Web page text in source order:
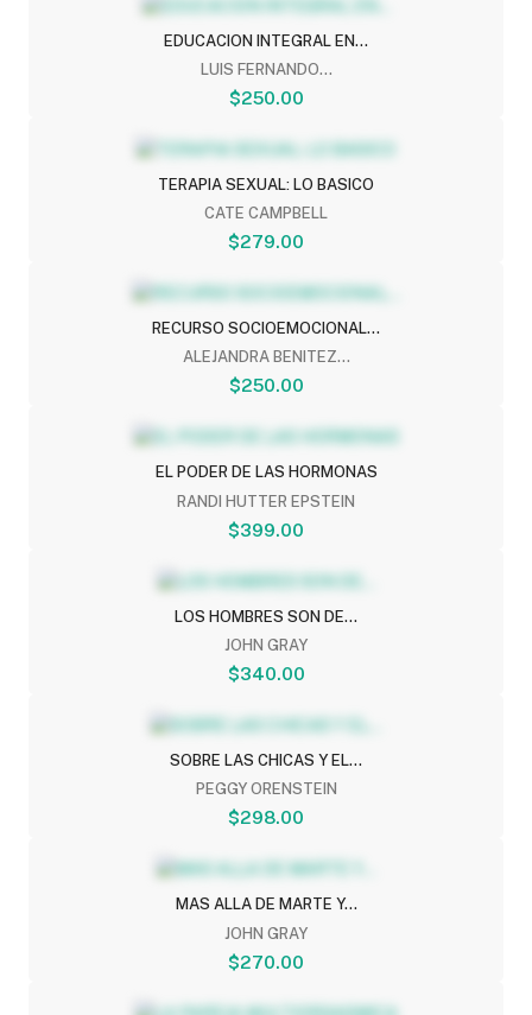
EDUCACION INTEGRAL EN...
LUIS FERNANDO...
$250.00
TERAPIA SEXUAL: LO BASICO
CATE CAMPBELL
$279.00
RECURSO SOCIOEMOCIONAL...
ALEJANDRA BENITEZ...
$250.00
EL PODER DE LAS HORMONAS
RANDI HUTTER EPSTEIN
$399.00
LOS HOMBRES SON DE...
JOHN GRAY
$340.00
SOBRE LAS CHICAS Y EL...
PEGGY ORENSTEIN
$298.00
MAS ALLA DE MARTE Y...
JOHN GRAY
$270.00